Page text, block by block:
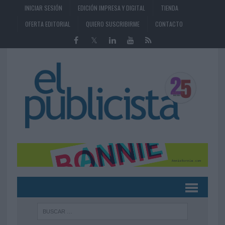
INICIAR SESIÓN EDICIÓN IMPRESA Y DIGITAL
TIENDA
OFERTA EDITORIAL
QUIERO SUSCRIBIRME CONTACTO